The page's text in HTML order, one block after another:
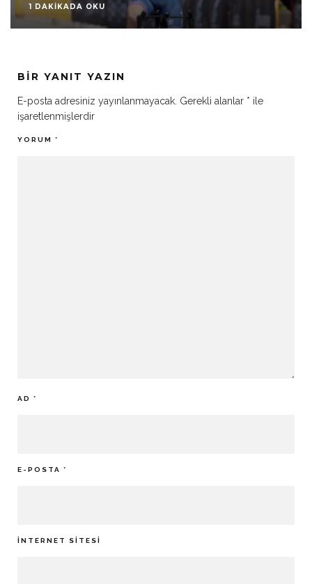
1 DAKIKADA OKU
BIR YANIT YAZIN
E-posta adresiniz yayınlanmayacak. Gerekli alanlar * ile
işaretlenmişlerdir
YORUM *
AD *
E-POSTA *
İNTERNET SITESI